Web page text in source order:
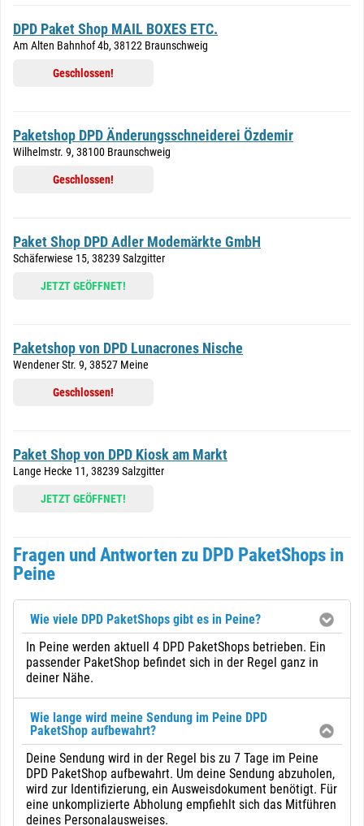
DPD Paket Shop MAIL BOXES ETC.
Am Alten Bahnhof 4b, 38122 Braunschweig
Geschlossen!
Paketshop DPD Änderungsschneiderei Özdemir
Wilhelmstr. 9, 38100 Braunschweig
Geschlossen!
Paket Shop DPD Adler Modemärkte GmbH
Schäferwiese 15, 38239 Salzgitter
JETZT GEÖFFNET!
Paketshop von DPD Lunacrones Nische
Wendener Str. 9, 38527 Meine
Geschlossen!
Paket Shop von DPD Kiosk am Markt
Lange Hecke 11, 38239 Salzgitter
JETZT GEÖFFNET!
Fragen und Antworten zu DPD PaketShops in
Peine
Wie viele DPD PaketShops gibt es in Peine?
In Peine werden aktuell 4 DPD PaketShops betrieben. Ein
passender PaketShop befindet sich in der Regel ganz in
deiner Nähe.
Wie lange wird meine Sendung im Peine DPD
PaketShop aufbewahrt?
Deine Sendung wird in der Regel bis zu 7 Tage im Peine
DPD PaketShop aufbewahrt. Um deine Sendung abzuholen,
wird zur Identifizierung, ein Ausweisdokument benötigt. Für
eine unkomplizierte Abholung empfiehlt sich das Mitführen
deines Personalausweises.